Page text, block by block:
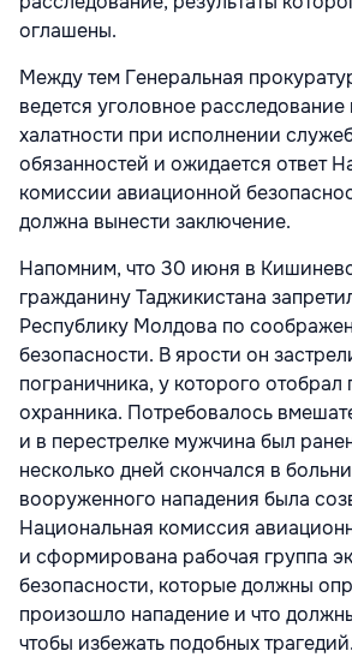
оглашены.
Между тем Генеральная
ведется уголовное расследование
халатности при исполнении
обязанностей и ожидается ответ
комиссии авиационной
должна вынести заключение.
Напомним, что 30 июня в
гражданину Таджикистана
Республику Молдова по
безопасности. В ярости он
пограничника, у которого отобрал
охранника. Потребовалось
и в перестрелке мужчина был
несколько дней скончался в
вооруженного нападения была
Национальная комиссия
и сформирована рабочая группа
безопасности, которые должны
произошло нападение и что
чтобы избежать подобных трагедий.